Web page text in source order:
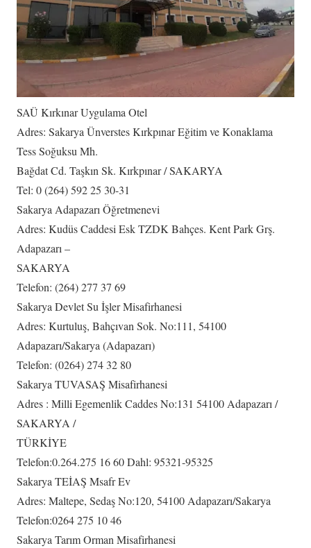
SAÜ Kırkınar Uygulama Otel
Adres: Sakarya Ünverstes Kırkpınar Eğitim ve Konaklama
Tess Soğuksu Mh.
Bağdat Cd. Taşkın Sk. Kırkpınar / SAKARYA
Tel: 0 (264) 592 25 30-31
Sakarya Adapazarı Öğretmenevi
Adres: Kudüs Caddesi Esk TZDK Bahçes. Kent Park Grş.
Adapazarı –
SAKARYA
Telefon: (264) 277 37 69
Sakarya Devlet Su İşler Misafirhanesi
Adres: Kurtuluş, Bahçıvan Sok. No:111, 54100
Adapazarı/Sakarya (Adapazarı)
Telefon: (0264) 274 32 80
Sakarya TUVASAŞ Misafirhanesi
Adres : Milli Egemenlik Caddes No:131 54100 Adapazarı /
SAKARYA /
TÜRKİYE
Telefon:0.264.275 16 60 Dahl: 95321-95325
Sakarya TEİAŞ Msafr Ev
Adres: Maltepe, Sedaş No:120, 54100 Adapazarı/Sakarya
Telefon:0264 275 10 46
Sakarya Tarım Orman Misafirhanesi